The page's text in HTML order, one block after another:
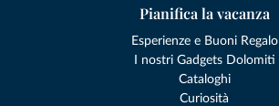
Pianifica la vacanza
Esperienze e Buoni Regalo
I nostri Gadgets Dolomiti
Cataloghi
Curiosità